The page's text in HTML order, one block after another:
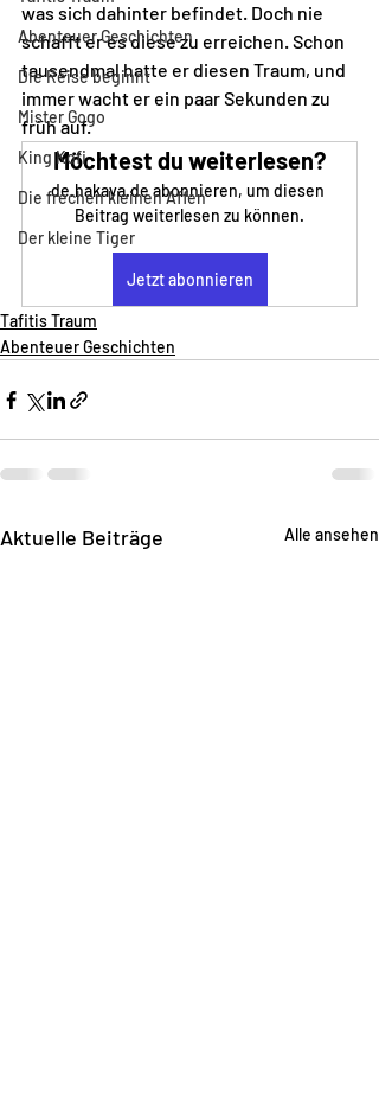
Abenteuer Geschichten
Die Reise beginnt
Mister Gogo
King Kofi
Die frechen kleinen Affen
Der kleine Tiger
was sich dahinter befindet. Doch nie
schafft er es diese zu erreichen. Schon
tausendmal hatte er diesen Traum, und
immer wacht er ein paar Sekunden zu
früh auf.
Möchtest du weiterlesen?
de.hakaya.de abonnieren, um diesen
Beitrag weiterlesen zu können.
Jetzt abonnieren
Tafitis Traum
Abenteuer Geschichten
Aktuelle Beiträge Alle ansehen